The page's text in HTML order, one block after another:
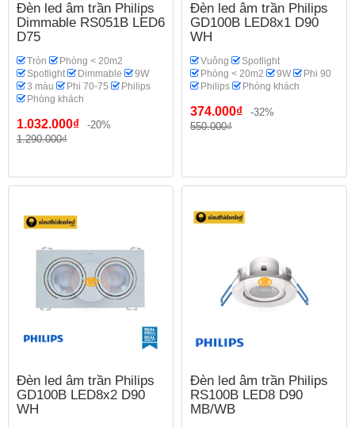
Đèn led âm trần Philips
Dimmable RS051B LED6
D75
Tròn
Phòng < 20m2
Spotlight
Dimmable
9W
3 màu
Phi 70-75
Philips
Phòng khách
1.032.000₫
-20%
1.290.000₫
Đèn led âm trần Philips
GD100B LED8x1 D90
WH
Vuông
Spotlight
Phòng < 20m2
9W
Phi 90
Philips
Phòng khách
374.000₫
-32%
550.000₫
Đèn led âm trần Philips
GD100B LED8x2 D90
WH
Đèn led âm trần Philips
RS100B LED8 D90
MB/WB